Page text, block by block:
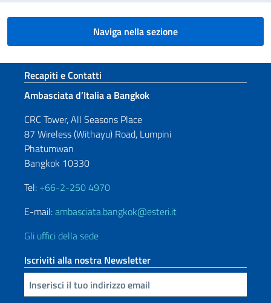
Naviga nella sezione
Sezione footer
Recapiti e Contatti
Ambasciata d’Italia a Bangkok
CRC Tower, All Seasons Place
87 Wireless (Withayu) Road, Lumpini
Phatumwan
Bangkok 10330
Tel: +66-2-250 4970
E-mail:ambasciata.bangkok@esteri.it
Gli uffici della sede
Iscriviti alla nostra Newsletter
Inserisci la tua email